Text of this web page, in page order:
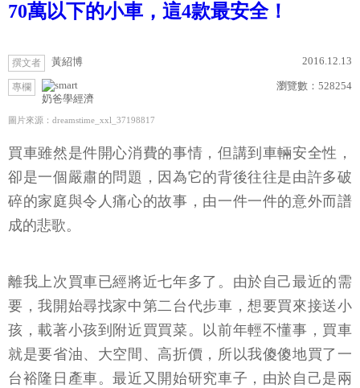
70萬以下的小車，這4款最安全！
撰文者 黃紹博 2016.12.13
專欄
奶爸學經濟
瀏覽數： 528254
圖片來源：dreamstime_xxl_37198817
買車雖然是件開心消費的事情，但講到車輛安全性，
卻是一個嚴肅的問題，因為它的背後往往是由許多破
碎的家庭與令人痛心的故事，由一件一件的意外而譜
成的悲歌。
離我上次買車已經將近七年多了。由於自己最近的需
要，我開始尋找家中第二台代步車，想要買來接送小
孩，載著小孩到附近買買菜。以前年輕不懂事，買車
就是要省油、大空間、高折價，所以我傻傻地買了一
台裕隆日產車。最近又開始研究車子，由於自己是兩